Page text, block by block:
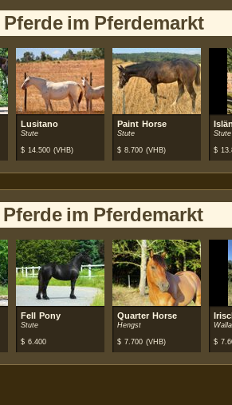
Pferde im Pferdemarkt
Lusitano
Stute
$ 14.500 (VHB)
Paint Horse
Stute
$ 8.700 (VHB)
Stute
$
Pferde im Pferdemarkt
Fell Pony
Stute
$ 6.400
Quarter Horse
Hengst
$ 7.700 (VHB) $